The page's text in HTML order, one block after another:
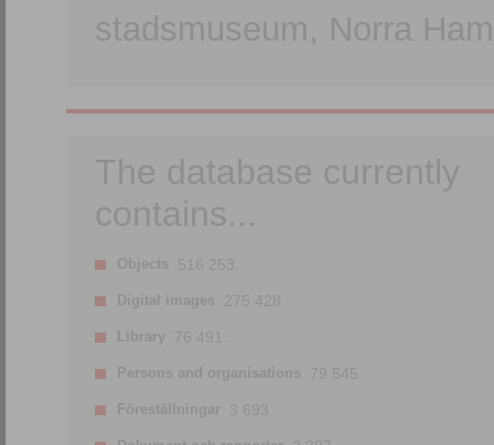
stadsmuseum, Norra
The database currently
contains...
Objects 516 253.
Digital images 275 428.
Library 76 491.
Persons and organisations 79 545.
Föreställningar 3 693.